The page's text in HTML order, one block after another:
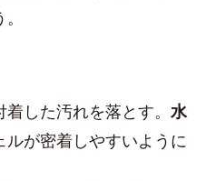
した汚れを落とす。 水
ルが密着しやすいように